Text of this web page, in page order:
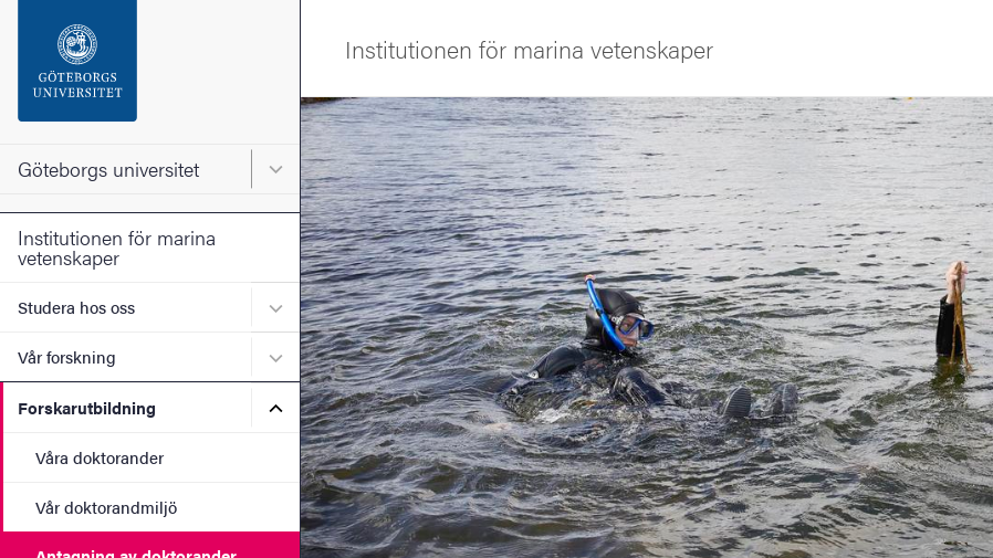
Sidfoten
Om webbplatsen
Göteborgs universitet Huvudmeny för Göteborgs universitet
Institutionen för marina
vetenskaper
Studera hos oss Undermeny för Studera hos oss
Vår forskning Undermeny för Vår forskning
Forskarutbildning Undermeny för Forskarutbildning
Våra doktorander
Vår doktorandmiljö
Institutionen för marina vetenskaper
Bild